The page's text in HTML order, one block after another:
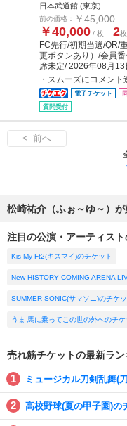
日本武道館 (東京)
前の価格： ￥45,000
￥40,000 / 枚 2
FC先行/初期当選/QR/
更ボタンあり）/会員
席未定/ 2026年08月
・スムーズにコメン
電子チケット
質問受付
< 前へ
松崎祐介（ふぉ～ゆ～）
注目の公演・アーティスト
Kis-My-Ft2(キスマイ)のチケット
New HISTORY COMING ARENA
SUMMER SONIC(サマソニ)のチケッ
うま 馬に乗ってこの世の外へのチケ
売れ筋チケットの最新ラ
ミュージカル刀剣乱舞(
高校野球(夏の甲子園)の